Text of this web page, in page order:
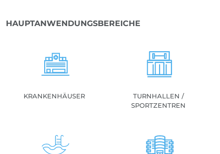
HAUPTANWENDUNGSBEREICHE
KRANKENHÄUSER
TURNHALLEN /
SPORTZENTREN